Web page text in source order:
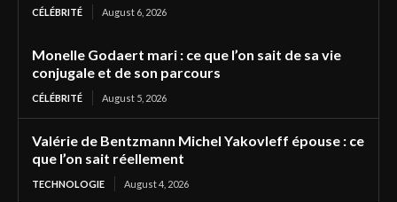
CÉLÉBRITÉ August 6, 2026
Monelle Godaert mari : ce que l’on sait de sa vie
conjugale et de son parcours
CÉLÉBRITÉ August 5, 2026
Valérie de Bentzmann Michel Yakovleff épouse : ce
que l’on sait réellement
TECHNOLOGIE August 4, 2026